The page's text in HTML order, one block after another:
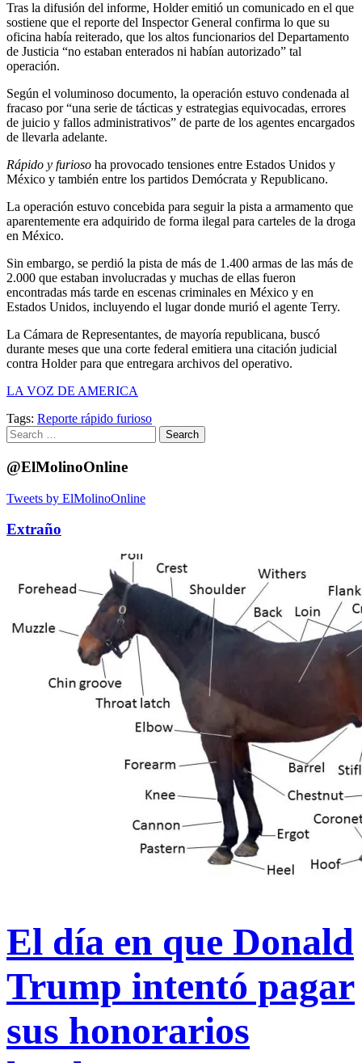
Tras la difusión del informe, Holder emitió un comunicado en el que
sostiene que el reporte del Inspector General confirma lo que su
oficina había reiterado, que los altos funcionarios del Departamento
de Justicia “no estaban enterados ni habían autorizado” tal
operación.
Según el voluminoso documento, la operación estuvo condenada al
fracaso por “una serie de tácticas y estrategias equivocadas, errores
de juicio y fallos administrativos” de parte de los agentes encargados
de llevarla adelante.
Rápido y furioso ha provocado tensiones entre Estados Unidos y
México y también entre los partidos Demócrata y Republicano.
La operación estuvo concebida para seguir la pista a armamento que
aparentemente era adquirido de forma ilegal para carteles de la droga
en México.
Sin embargo, se perdió la pista de más de 1.400 armas de las más de
2.000 que estaban involucradas y muchas de ellas fueron
encontradas más tarde en escenas criminales en México y en
Estados Unidos, incluyendo el lugar donde murió el agente Terry.
La Cámara de Representantes, de mayoría republicana, buscó
durante meses que una corte federal emitiera una citación judicial
contra Holder para que entregara archivos del operativo.
LA VOZ DE AMERICA
Tags: Reporte rápido furioso
Search
for:
@ElMolinoOnline
Tweets by ElMolinoOnline
Extraño
El día en que Donald
Trump intentó pagar
sus honorarios